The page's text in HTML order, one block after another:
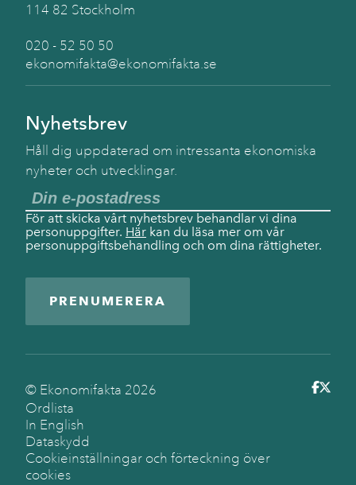
114 82 Stockholm
020 - 52 50 50
ekonomifakta@ekonomifakta.se
Nyhetsbrev
Håll dig uppdaterad om intressanta ekonomiska
nyheter och utvecklingar.
För att skicka vårt nyhetsbrev behandlar vi dina
personuppgifter. Här kan du läsa mer om vår
personuppgiftsbehandling och om dina rättigheter.
PRENUMERERA
© Ekonomifakta 2026
Ordlista
In English
Dataskydd
Cookieinställningar och förteckning över
cookies